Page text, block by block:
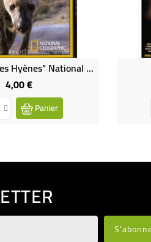
Dvd
"La Révolte Des Hyènes" National Geographic (DVD Occasion)
4,00 €Prix
Panier